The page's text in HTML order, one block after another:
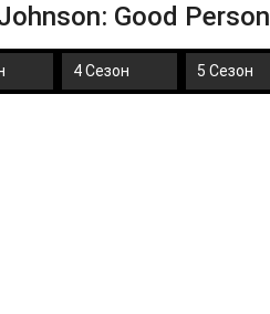
Good Person
4 Сезон 5 Сезон